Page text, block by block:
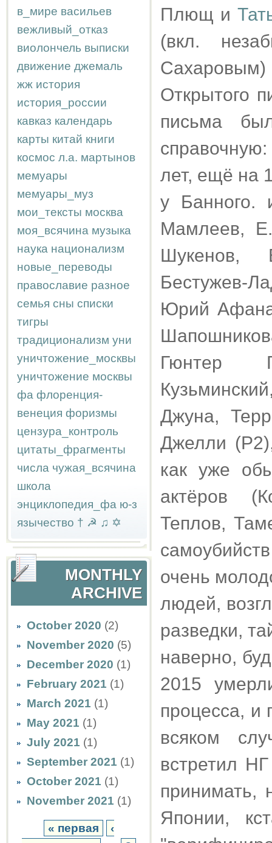
в_мире васильев
вежливый_отказ
виолончель выписки
движение джемаль
жж история
история_россии
кавказ календарь
карты китай книги
космос л.а. мартынов
мемуары
мемуары_муз
мои_тексты москва
моя_всячина музыка
наука национализм
новые_переводы
православие разное
семья сны списки
тигры
традиционализм уни
уничтожение_москвы
уничтожение москвы
фа флоренция-
венеция форизмы
цензура_контроль
цитаты_фрагменты
числа чужая_всячина
школа
энциклопедия_фа ю-з
язычество † ☭ ♫ ✡
MONTHLY
ARCHIVE
October 2020 (2)
November 2020 (5)
December 2020 (1)
February 2021 (1)
March 2021 (1)
May 2021 (1)
July 2021 (1)
September 2021 (1)
October 2021 (1)
November 2021 (1)
« первая
‹
Плющ и
(вкл.
Открытого
письма
лет, ещё на
у Банного.
Мамлеев,
Шукенов,
Бестужев-
Юрий
Гюнтер
Джуна,
Джелли
как уже
актёров
Теплов,
очень
людей,
разведки,
наверно,
2015
процесса, и
всяком
встретил
принимать,
Японии,